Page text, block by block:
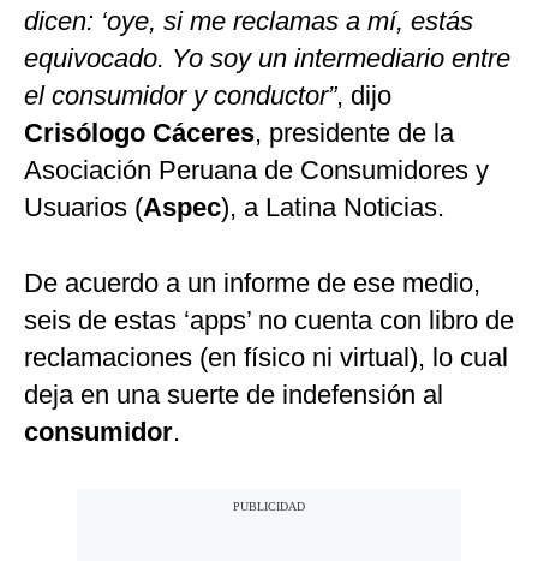
dicen: ‘oye, si me reclamas a mí, estás
equivocado. Yo soy un intermediario entre
el consumidor y conductor”, dijo
Crisólogo Cáceres, presidente de la
Asociación Peruana de Consumidores y
Usuarios (Aspec), a Latina Noticias.
De acuerdo a un informe de ese medio,
seis de estas ‘apps’ no cuenta con libro de
reclamaciones (en físico ni virtual), lo cual
deja en una suerte de indefensión al
consumidor.